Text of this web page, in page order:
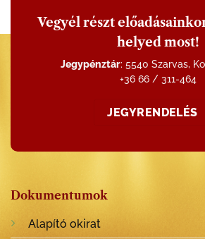
Vegyél részt
helyed most!
Jegypénztár: 5540 Szarvas,
+36 66 / 311-464
JEGYRENDELÉS
Dokumentumok
Alapító okirat